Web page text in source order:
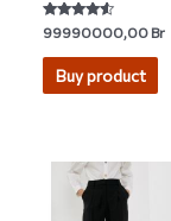
Rated
4.33
out of 5
99990000,00Br
Buy product